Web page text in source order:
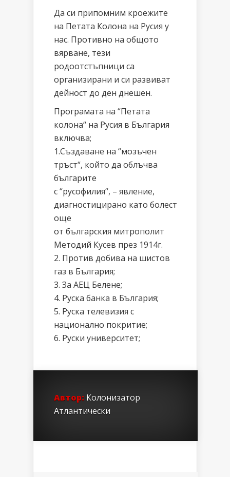
Да си припомним кроежите
на Петата Колона на Русия у
нас. Противно на общото
вярване, тези
родоотстъпници са
организирани и си развиват
дейност до ден днешен.
Програмата на “Петата
колона“ на Русия в България
включва;
1.Създаване на “мозъчен
тръст“, който да облъчва
българите
с “русофилия“, – явление,
диагностицирано като болест
още
от българския митрополит
Методий Кусев през 1914г.
2. Против добива на шистов
газ в България;
3. За АЕЦ Белене;
4. Руска банка в България;
5. Руска телевизия с
национално покритие;
6. Руски университет;
Автор: Колонизатор
Атлантически